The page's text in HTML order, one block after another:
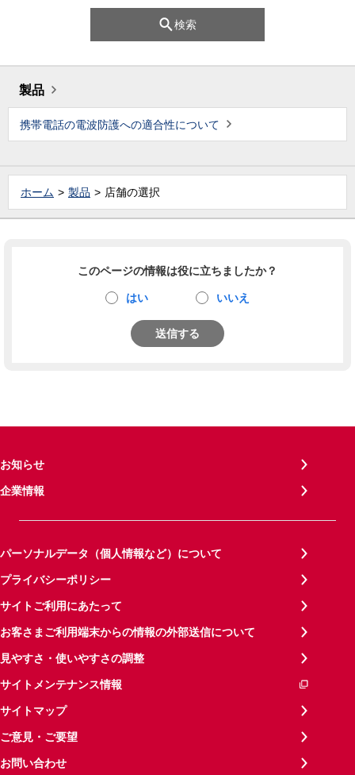
検索
製品
携帯電話の電波防護への適合性について
ホーム 製品 店舗の選択
このページの情報は役に立ちましたか？
はい いいえ
送信する
お知らせ
企業情報
パーソナルデータ（個人情報など）について
プライバシーポリシー
サイトご利用にあたって
お客さまご利用端末からの情報の外部送信について
見やすさ・使いやすさの調整
サイトメンテナンス情報
サイトマップ
ご意見・ご要望
お問い合わせ